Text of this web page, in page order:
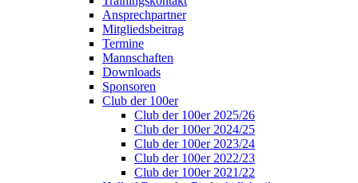
Ansprechpartner
Mitgliedsbeitrag
Termine
Mannschaften
Downloads
Sponsoren
Club der 100er
Club der 100er 2025/26
Club der 100er 2024/25
Club der 100er 2023/24
Club der 100er 2022/23
Club der 100er 2021/22